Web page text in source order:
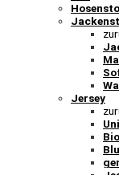
Jersey
Uni